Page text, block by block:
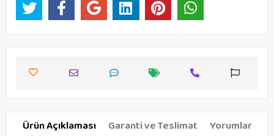
Ürün Açıklaması Garanti ve Teslimat Yorumlar